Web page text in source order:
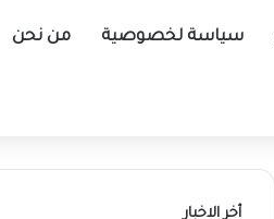
سياسة لخصوصية من نحن
أخر الاخبار